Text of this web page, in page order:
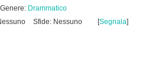
Genere: Drammatico
Sfide: Nessuno [Segnala]